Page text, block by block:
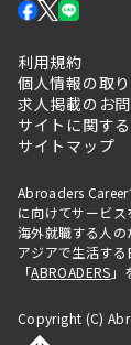
利用規約
個人情報の取
求人掲載のお
サイトに関す
サイトマップ
Abroaders Career
に向けてサービス
海外就職する人の
アジアで生活す
「ABROADERS 」
Copyright (C)